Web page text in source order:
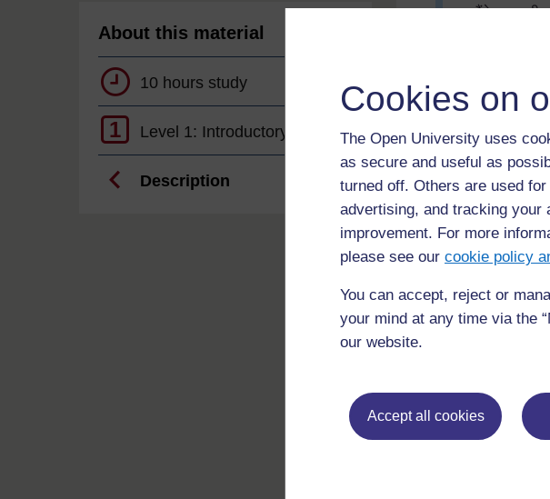
Cookies on
The Open University uses
as secure and useful as
turned off. Others are used
advertising, and tracking
improvement. For more
please see our cookie policy
You can accept, reject or
your mind at any time via the
our website.
Accept all cookies
About this material
10 hours study
1 Level 1: Introductory
Description
मैंने आप सभी
दिखाऊँगा
मुझसे मदद
listen to
listen to
सबसे पहले,
firmly
this
इसके बाद,
रेखा से ऊपर
now have
line.)
इसके बाद,
मोड़ें। अब,
बनाएँ।
folded.
इसके बाद,
केंद्र तक
carefully
क्या आप देख